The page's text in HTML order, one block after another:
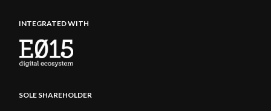
INTEGRATED WITH
SOLE SHAREHOLDER